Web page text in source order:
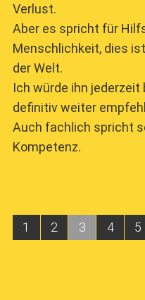
Verlust.
Aber es spricht für
Menschlichkeit, dies
der Welt.
Ich würde ihn jederzeit
definitiv weiter
Auch fachlich spricht
Kompetenz.
1 2 3 4 5